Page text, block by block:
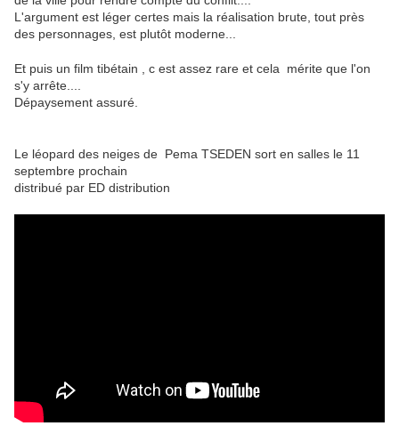
L'argument est léger certes mais la réalisation brute, tout près
des personnages, est plutôt moderne...
Et puis un film tibétain , c est assez rare et cela mérite que l'on
s'y arrête....
Dépaysement assuré.
Le léopard des neiges de Pema TSEDEN sort en salles le 11
septembre prochain
distribué par ED distribution